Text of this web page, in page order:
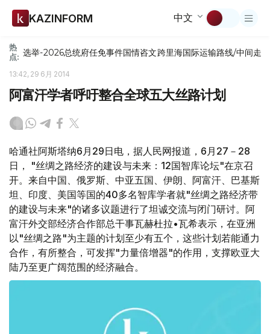
KAZINFORM 中文
热
点: 选举-2026总统府任免事件国情咨文跨里海国际运输路线/中间走廊
13:42, 29 6月 2014
阿富汗学者呼吁整合全球五大丝路计划
哈通社阿斯塔纳6月29日电，据人民网报道，6月27－28
日， "丝绸之路经济的建设与未来：12国智库论坛"在京召
开。来自中国、俄罗斯、中亚五国、伊朗、阿富汗、巴基斯
坦、印度、美国等国的40多名智库学者就"丝绸之路经济带
的建设与未来"的诸多议题进行了坦诚交流与闭门研讨。阿
富汗外交部经济合作部总干事瓦赫杜拉•瓦希表示，在亚洲
以"丝绸之路"为主题的计划至少有五个，这些计划若能通力
合作，有所整合，可发挥"力量倍增器"的作用，支撑欧亚大
陆乃至更广阔范围的经济融合。